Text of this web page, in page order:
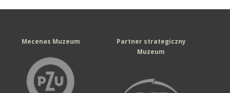
Mecenas Muzeum
Partner strategiczny
Muzeum